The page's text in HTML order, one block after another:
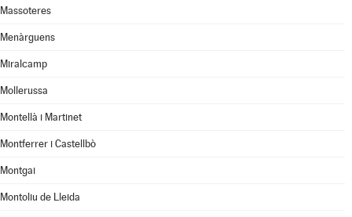
Massoteres
Menàrguens
Miralcamp
Mollerussa
Montellà i Martinet
Montferrer i Castellbò
Montgai
Montoliu de Lleida